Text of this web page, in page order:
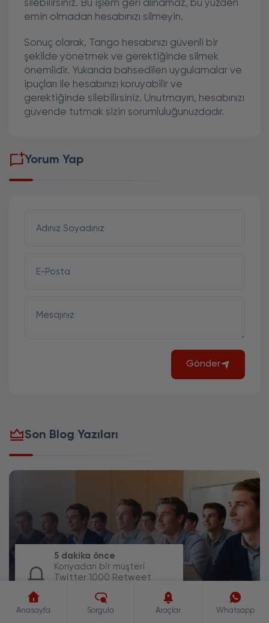
silebilirsiniz. Bu işlem geri alınamaz, bu yüzden
emin olmadan hesabınızı silmeyin.
Sonuç olarak, Tango hesabınızı güvenli bir
şekilde yönetmek ve gerektiğinde silmek
önemlidir. Yukarıda bahsedilen uygulamalar ve
ipuçları ile hesabınızı koruyabilir ve
gerektiğinde silebilirsiniz. Unutmayın, hesabınızı
güvende tutmak sizin sorumluluğunuzdadır.
Yorum Yap
Adınız Soyadınız
E-Posta
Mesajınız
Gönder
Son Blog Yazıları
DIJITAL PAZARLAMA EĞITIMI
Anasayfa Sorgula Araçlar Whatsapp
5 dakika önce
Konyadan bir müşteri
Twitter 1000 Retweet
oluşturdu.